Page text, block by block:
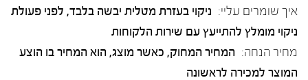
איך שומרים עליי: ניקוי בעזרת מטלית יבשה בלבד, לפני פעולת
ניקוי מומלץ להתייעץ עם שירות הלקוחות
מחיר הנחה: המחיר המחוק, כאשר מוצג, הוא המחיר בו הוצע
המוצר למכירה לראשונה